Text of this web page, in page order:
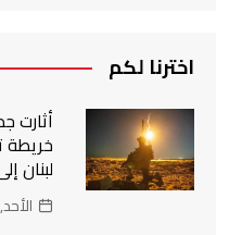
اخترنا لكم
أثارت
خريطة
لبنان
الأحد, 9 أغسطس 2026, 17:54